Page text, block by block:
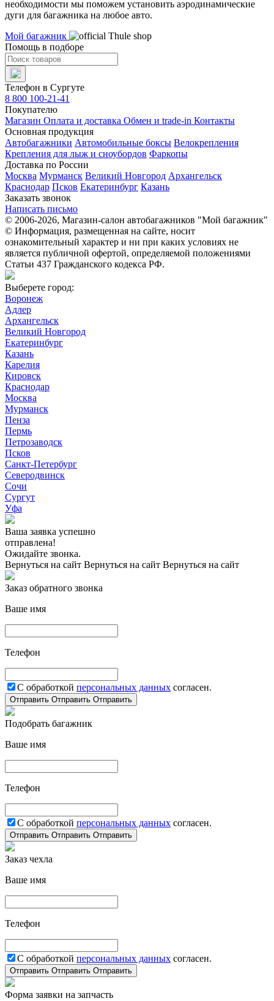
необходимости мы поможем установить аэродинамические
дуги для багажника на любое авто.
Мой багажник
Помощь в подборе
Телефон в Сургуте
8 800 100-21-41
Покупателю
Магазин Оплата и доставка Обмен и trade-in Контакты
Основная продукция
Автобагажники Автомобильные боксы Велокрепления
Крепления для лыж и сноубордов Фаркопы
Доставка по России
Москва Мурманск Великий Новгород Архангельск
Краснодар Псков Екатеринбург Казань
Заказать звонок
Написать письмо
© 2006-2026, Магазин-салон автобагажников "Мой багажник"
© Информация, размещенная на сайте, носит
ознакомительный характер и ни при каких условиях не
является публичной офертой, определяемой положениями
Статьи 437 Гражданского кодекса РФ.
Выберете город:
Воронеж
Адлер
Архангельск
Великий Новгород
Екатеринбург
Казань
Карелия
Кировск
Краснодар
Москва
Мурманск
Пенза
Пермь
Петрозаводск
Псков
Санкт-Петербург
Северодвинск
Сочи
Сургут
Уфа
Ваша заявка успешно
отправлена!
Ожидайте звонка.
Вернуться на сайт Вернуться на сайт Вернуться на сайт
Заказ обратного звонка
Ваше имя
Телефон
С обработкой персональных данных согласен.
Отправить Отправить Отправить
Подобрать багажник
Ваше имя
Телефон
С обработкой персональных данных согласен.
Отправить Отправить Отправить
Заказ чехла
Ваше имя
Телефон
С обработкой персональных данных согласен.
Отправить Отправить Отправить
Форма заявки на запчасть